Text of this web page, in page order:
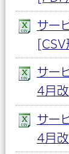
サー
サー
4月
サー
4月